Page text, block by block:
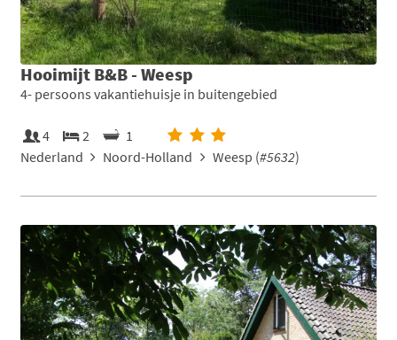
Hooimijt B&B - Weesp
4- persoons vakantiehuisje in buitengebied
4 2
1
Nederland
Noord-Holland Weesp (#5632)